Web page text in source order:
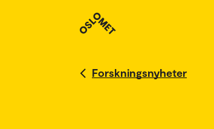
Forskningsnyheter